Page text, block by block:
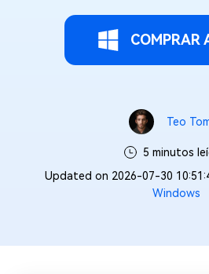
COMPRAR
Teo
5 minutos
Updated on 2026-07-30
Windows